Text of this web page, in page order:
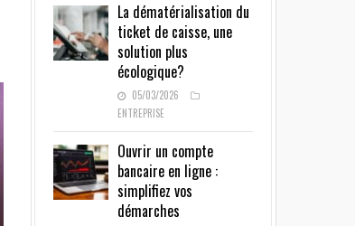
La dématérialisation du
ticket de caisse, une
solution plus
écologique?
05/03/2026
ENTREPRISE
Ouvrir un compte
bancaire en ligne :
simplifiez vos
démarches